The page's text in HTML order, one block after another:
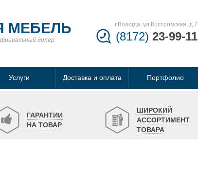
МЕБЕЛЬ
дилер
г.Вологда, ул.Костромская, д.7
(8172) 23-99-11
Услуги Доставка и оплата Портфолио
ГАРАНТИИ
НА ТОВАР
ШИРОКИЙ
АССОРТИМЕНТ
ТОВАРА